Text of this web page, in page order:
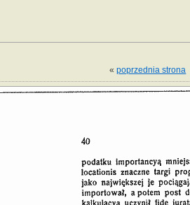
«poprzednia strona